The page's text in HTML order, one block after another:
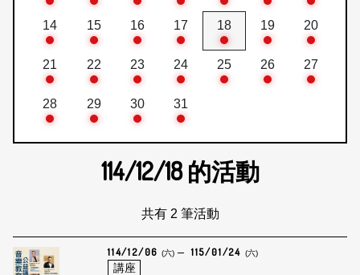
14 15 16 17 18 19 20
21 22 23 24 25 26 27
28 29 30 31
114/12/18的活動
共有 2 筆活動
114/12/06 (六) 115/01/24 (六)
講座